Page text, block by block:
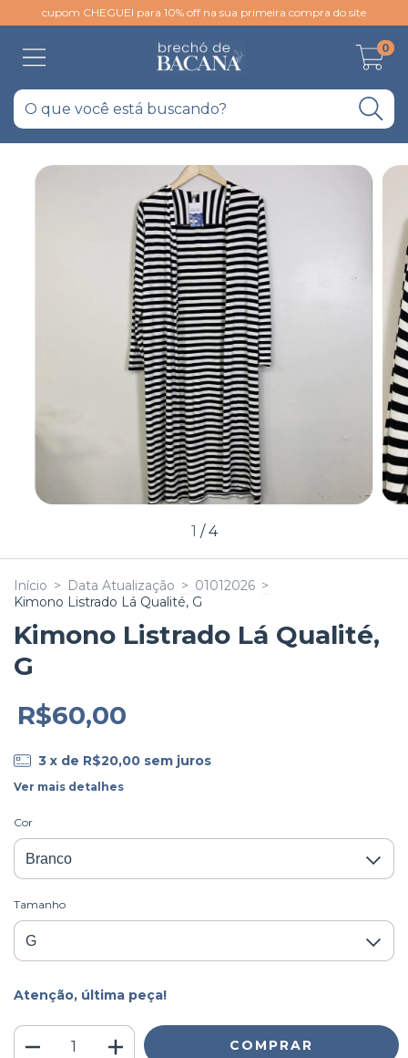
cupom CHEGUEI para 10% off na sua primeira compra do site
0
1 /4
Início > Data Atualização > 01012026 >
Kimono Listrado Lá Qualité, G
Kimono Listrado Lá Qualité,
G
R$60,00
3 x de R$20,00 sem juros
Ver mais detalhes
Cor
Tamanho
Atenção, última peça!